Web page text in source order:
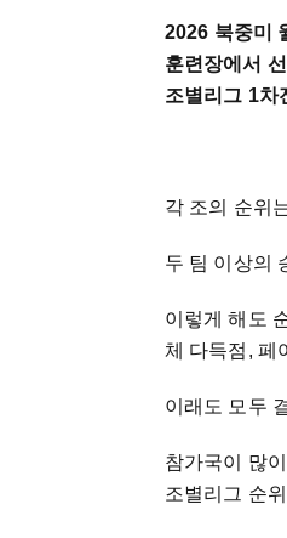
2026 북중미
훈련장에서
조별리그 1차
각 조의 순위
두 팀 이상의
이렇게 해도
체 다득점, 페
이래도 모두
참가국이 많
조별리그 순